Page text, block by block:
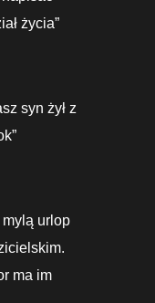
życia”
syn żył z
urlop
ma im